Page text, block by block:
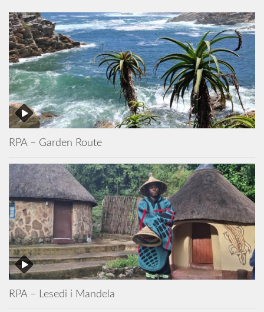
RPA – Garden Route
RPA – Lesedi i Mandela